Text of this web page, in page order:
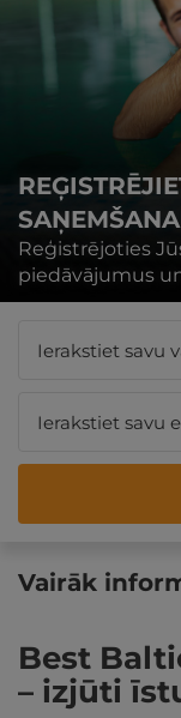
Reģistrējoties
piedāvājumus
Vairāk
Best
– izjūti